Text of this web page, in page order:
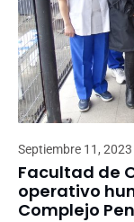
Septiembre 11, 2023
Facultad de
operativo
Complejo